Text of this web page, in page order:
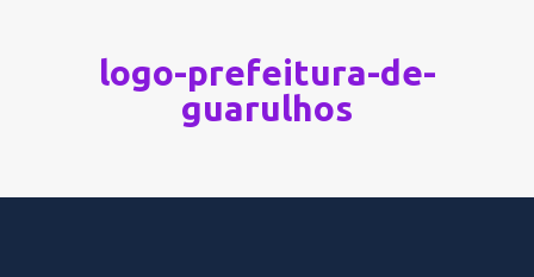
logo-prefeitura-de-
guarulhos